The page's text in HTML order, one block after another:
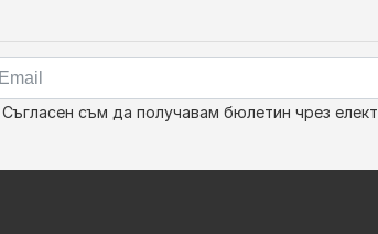
съм да получавам бюлетин чрез